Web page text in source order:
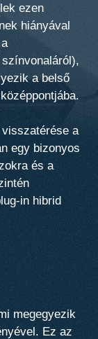
ezen
hiányával
a belső
a
egy bizonyos
és a
in hibrid
megegyezik
Ez az